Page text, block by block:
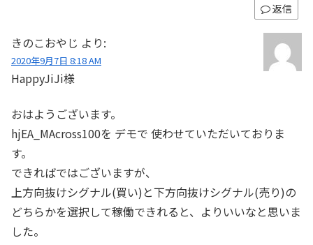
返信
きのこおやじ より:
2020年9月7日 8:18 AM
HappyJiJi様
おはようございます。
hjEA_MAcross100を デモで 使わせていただいておりま
す。
できればではございますが、
上方向抜けシグナル(買い)と下方向抜けシグナル(売り)の
どちらかを選択して稼働できれると、よりいいなと思いま
した。